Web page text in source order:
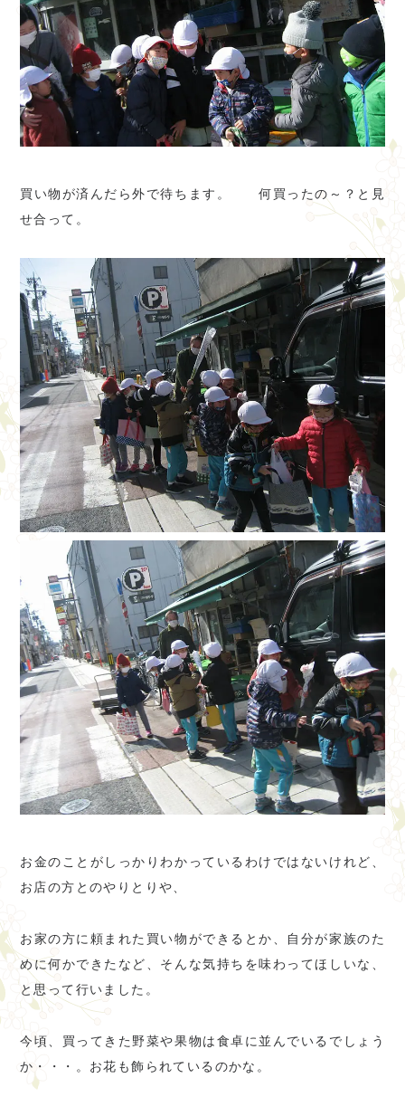
買い物が済んだら外で待ちます。 何買ったの～？と見
せ合って。
お金のことがしっかりわかっているわけではないけれど、
お店の方とのやりとりや、
お家の方に頼まれた買い物ができるとか、自分が家族のた
めに何かできたなど、そんな気持ちを味わってほしいな、
と思って行いました。
今頃、買ってきた野菜や果物は食卓に並んでいるでしょう
か・・・。お花も飾られているのかな。